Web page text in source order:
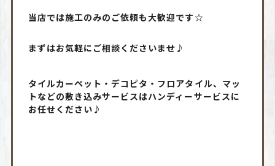
当店では施工のみのご依頼も大歓迎です☆
まずはお気軽にご相談くださいませ♪
タイルカーペット・デコピタ・フロアタイル、マッ
トなどの敷き込みサービスはハンディーサービスに
お任せください♪